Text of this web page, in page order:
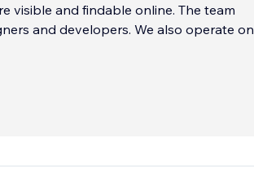
visible and findable online. The team
and developers. We also operate on